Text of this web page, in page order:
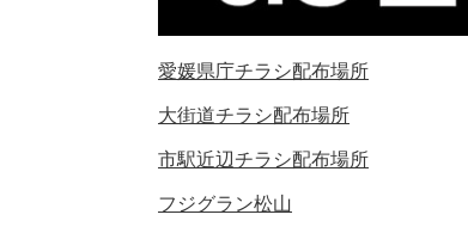
愛媛県庁チラシ配布場所
大街道チラシ配布場所
市駅近辺チラシ配布場所
フジグラン松山